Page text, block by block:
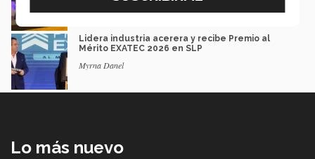
Lidera industria acerera y recibe Premio al
Mérito EXATEC 2026 en SLP
Myrna Danel
Lo más nuevo